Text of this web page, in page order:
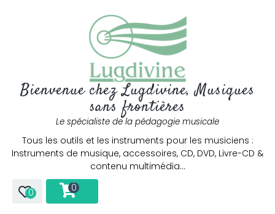
Bienvenue chez Lugdivine, Musiques
sans frontières
Le spécialiste de la pédagogie musicale
Tous les outils et les instruments pour les musiciens :
Instruments de musique, accessoires, CD, DVD, Livre-CD &
contenu multimédia…
0 0